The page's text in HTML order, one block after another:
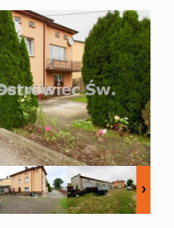
Oferty
Mieszkania
Domy
Dzialki